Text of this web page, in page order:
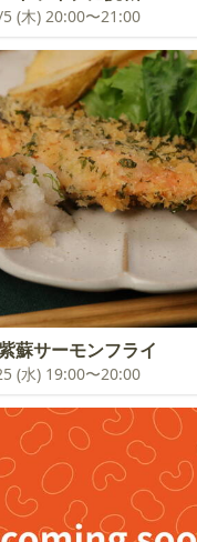
(木) 20:00〜21:00
蘇サーモンフライ
(水) 19:00〜20:00